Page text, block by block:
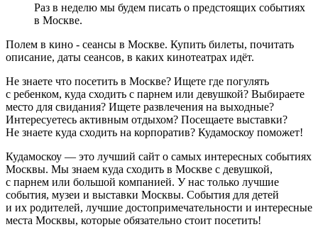
Раз в неделю мы будем писать о предстоящих событиях
в Москве.
Полем в кино - сеансы в Москве. Купить билеты, почитать
описание, даты сеансов, в каких кинотеатрах идёт.
Не знаете что посетить в Москве? Ищете где погулять
с ребенком, куда сходить с парнем или девушкой? Выбираете
место для свидания? Ищете развлечения на выходные?
Интересуетесь активным отдыхом? Посещаете выставки?
Не знаете куда сходить на корпоратив? Кудамоскоу поможет!
Кудамоскоу — это лучший сайт о самых интересных событиях
Москвы. Мы знаем куда сходить в Москве с девушкой,
с парнем или большой компанией. У нас только лучшие
события, музеи и выставки Москвы. События для детей
и их родителей, лучшие достопримечательности и интересные
места Москвы, которые обязательно стоит посетить!